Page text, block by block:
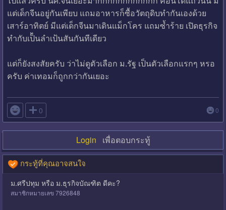
แต่เด็กจีนอยู่กันเพียบ แถมอาหารก็ซื้อวัตถุดิบทำกันเองด้วย
เสาร์อาทิตย์ มีแต่เด็กจีนมาเดินแม็กโคร แถมซ้ำร้าย เปิดธุรกิจ
ทำกับเป็้นลำเป้นสันกันทีเดียว
แต่ก็ยังสงสัยครับ ว่าไม่ดูตัวเลือก ม.รัฐ เป็นตัวเลือกแรกๆ หรอ
ครับ ค่าเทอมก็ถูกกว่ากันเยอะ
 0 0
Login เพื่อตอบกระทู้
กระทู้ที่คุณอาจสนใจ
ม.ศรีปทุม หรือ ม.ธุรกิจบัณฑิต ดีคะ?
สมาชิกหมายเลข 7926848